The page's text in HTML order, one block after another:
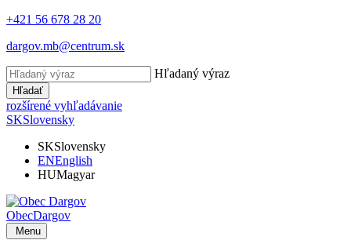
+421 56 678 28 20
dargov.mb@centrum.sk
Hľadaný výraz
Hľadať
rozšírené vyhľadávanie
SKSlovensky
SKSlovensky
ENEnglish
HUMagyar
ObecDargov
Menu